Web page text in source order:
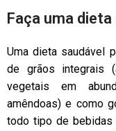
Faça uma dieta
Uma dieta saudável
de grãos integrais
vegetais em
amêndoas) e como
todo tipo de bebidas